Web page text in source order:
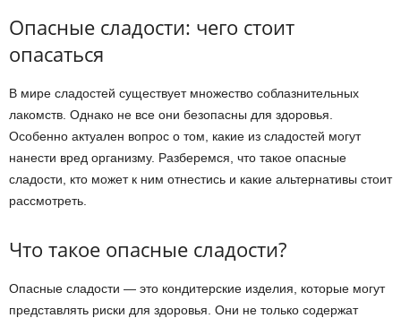
Опасные сладости: чего стоит
опасаться
В мире сладостей существует множество соблазнительных
лакомств. Однако не все они безопасны для здоровья.
Особенно актуален вопрос о том, какие из сладостей могут
нанести вред организму. Разберемся, что такое опасные
сладости, кто может к ним отнестись и какие альтернативы стоит
рассмотреть.
Что такое опасные сладости?
Опасные сладости — это кондитерские изделия, которые могут
представлять риски для здоровья. Они не только содержат